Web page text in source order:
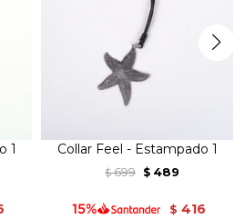
1 Collar Feel - Estampado 1
$ 699 $ 489
$ 416